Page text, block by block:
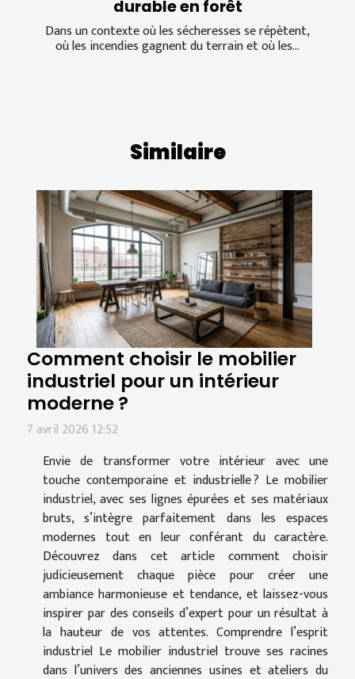
durable en forêt
Dans un contexte où les sécheresses se répètent,
où les incendies gagnent du terrain et où les...
Similaire
Comment choisir le mobilier
industriel pour un intérieur
moderne ?
7 avril 2026 12:52
Envie de transformer votre intérieur avec une
touche contemporaine et industrielle ? Le mobilier
industriel, avec ses lignes épurées et ses matériaux
bruts, s’intègre parfaitement dans les espaces
modernes tout en leur conférant du caractère.
Découvrez dans cet article comment choisir
judicieusement chaque pièce pour créer une
ambiance harmonieuse et tendance, et laissez-vous
inspirer par des conseils d’expert pour un résultat à
la hauteur de vos attentes. Comprendre l’esprit
industriel Le mobilier industriel trouve ses racines
dans l’univers des anciennes usines et ateliers du